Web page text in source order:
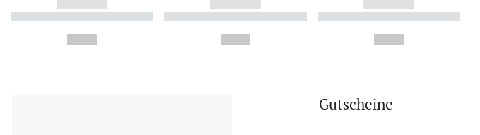
------------
----------- ----------- ----------
------------
----------- ----------- ----------
------------
----------- ----------- ----------
Gutscheine